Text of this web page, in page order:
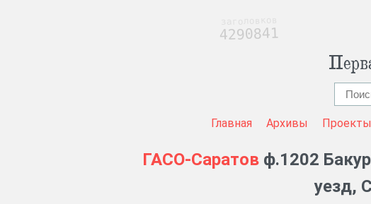
Главная Архивы Проекты
ГАСО-Саратовф.1202
уезд,
4290841